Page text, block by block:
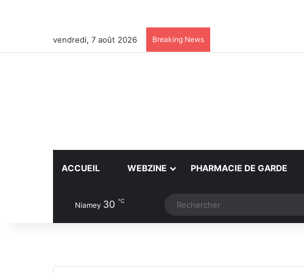
vendredi, 7 août 2026 Breaking News
ACCUEIL WEBZINE PHARMACIE DE GARDE
Niamey 30 ℃ Article Aléatoire
Switch skin